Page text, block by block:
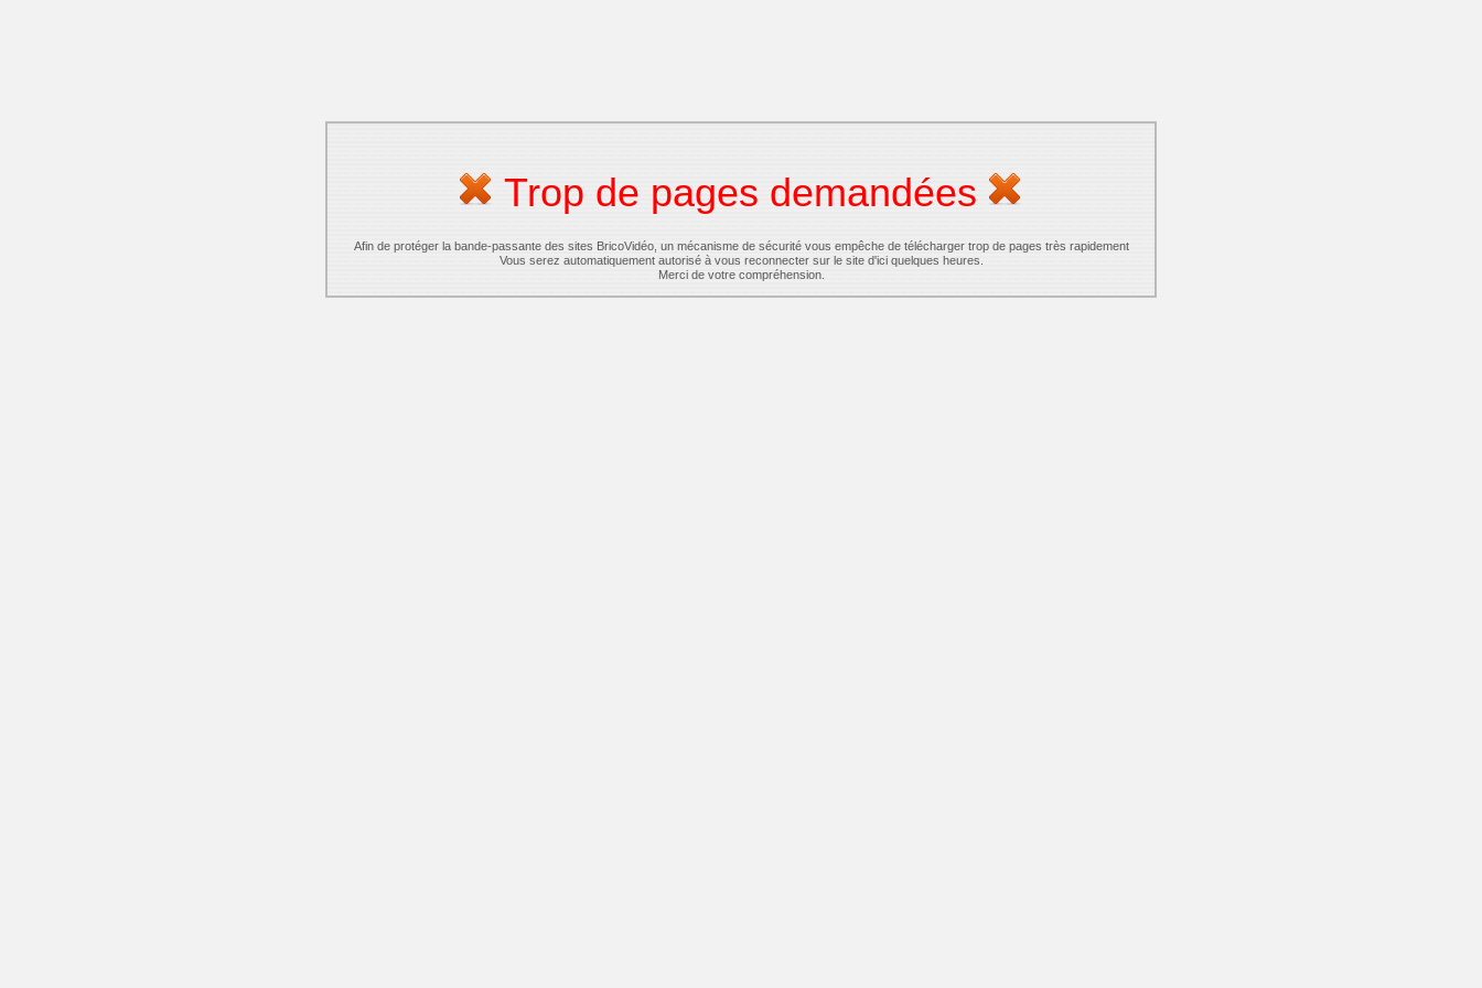
Trop de pages demandées
Afin de protéger la bande-passante des sites BricoVidéo, un mécanisme de sécurité vous empêche de télécharger trop de pages très rapidement
Vous serez automatiquement autorisé à vous reconnecter sur le site d'ici quelques heures.
Merci de votre compréhension.